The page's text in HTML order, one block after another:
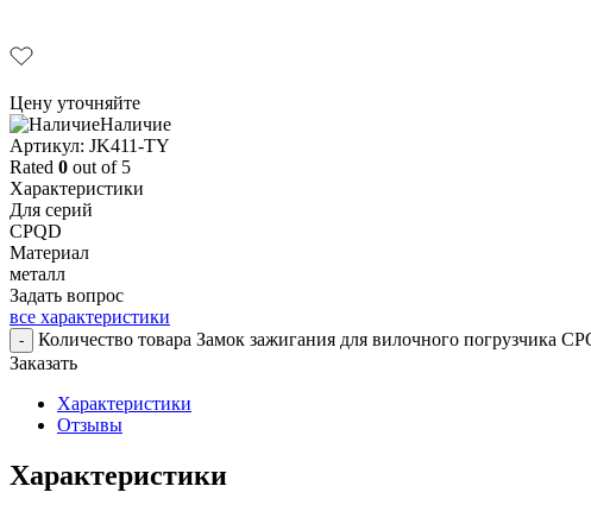
Цену уточняйте
Наличие
Aртикул: JK411-TY
Rated 0 out of 5
Характеристики
Для серий
CPQD
Материал
металл
Задать вопрос
все характеристики
- Количество товара Замок зажигания для вилочного погрузчика
Заказать
Характеристики
Отзывы
Характеристики